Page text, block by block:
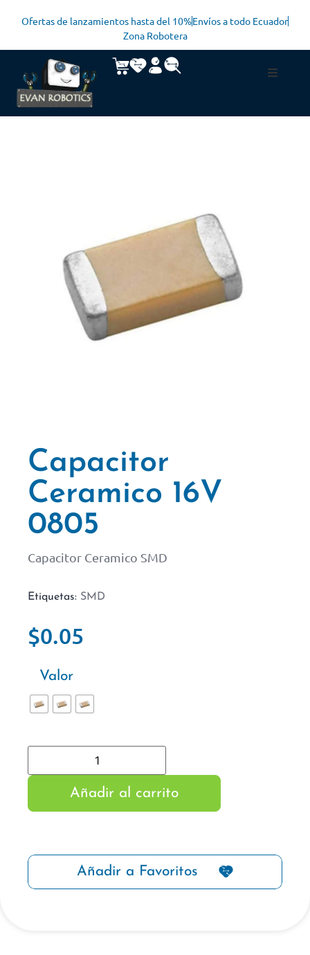
Ofertas de lanzamientos hasta del 10%Envíos a todo Ecuador
Zona Robotera
Capacitor
Ceramico 16V
0805
Capacitor Ceramico SMD
Etiquetas: SMD
$0.05
Valor
Añadir al carrito
Añadir a Favoritos